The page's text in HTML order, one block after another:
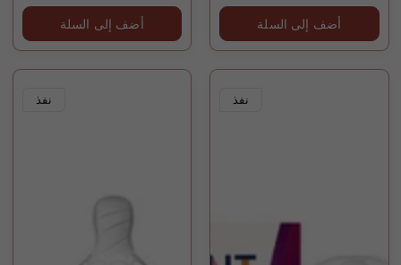
price
أضف إلى السلة
price
أضف إلى السلة
نفذ نفذ